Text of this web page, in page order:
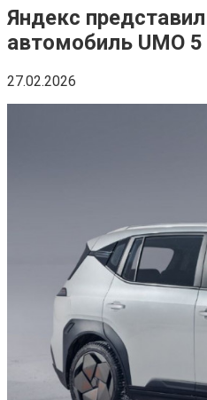
Яндекс
автомобиль UMO 5
27.02.2026